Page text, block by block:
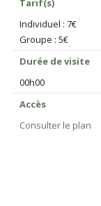
Tarif(s)
Individuel : 7€
Groupe : 5€
Durée de visite
00h00
Accès
Consulter le plan